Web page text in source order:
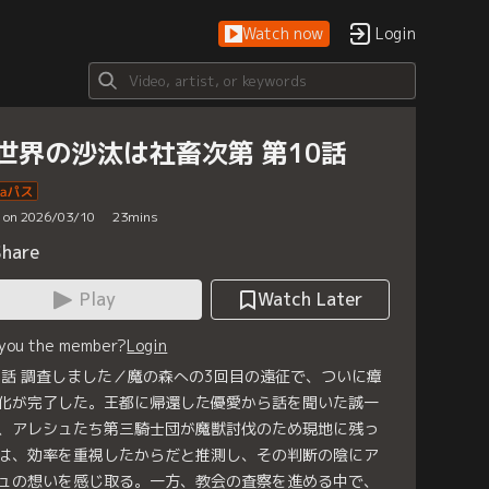
Watch now Login
界の沙汰は社畜次第 第10話
2026/03/10 23mins
Play
Watch Later
the member?Login
調査しました／魔の森への3回目の遠征で、ついに瘴
が完了した。王都に帰還した優愛から話を聞いた誠一
アレシュたち第三騎士団が魔獣討伐のため現地に残っ
、効率を重視したからだと推測し、その判断の陰にア
の想いを感じ取る。一方、教会の査察を進める中で、